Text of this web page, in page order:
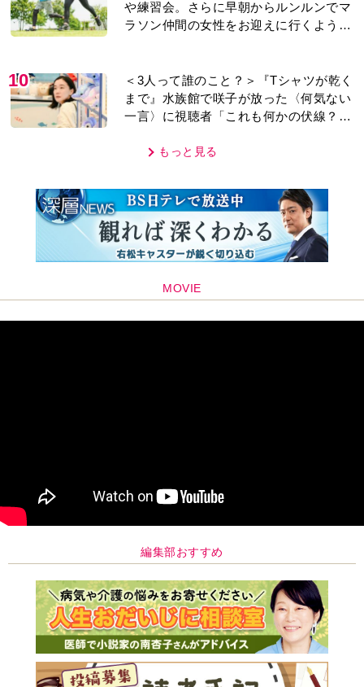
や練習会。さらに早朝からルンルンでマ
ラソン仲間の女性をお迎えに行くように
10
＜3人って誰のこと？＞『Tシャツが乾く
まで』水族館で咲子が放った〈何気ない
一言〉に視聴者「これも何かの伏線？」
もっと見る
MOVIE
編集部おすすめ